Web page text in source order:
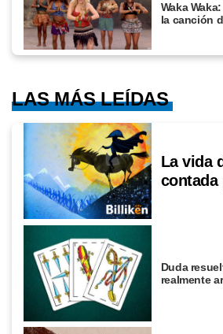
Waka
la canción
LAS MÁS LEÍDAS
La vida
contada
Duda
realmente